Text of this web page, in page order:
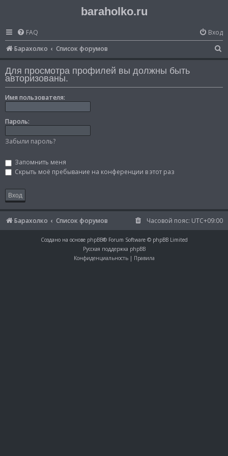
baraholko.ru
FAQ
Вход
Барахолко
Список форумов
о
с
Для просмотра профилей вы должны быть
авторизованы.
Имя пользователя:
Пароль:
Забыли пароль?
Запомнить меня
Скрыть моё пребывание на конференции в этот раз
Барахолко Список форумов Часовой пояс: UTC+09:00
Создано на основе phpBB® Forum Software © phpBB Limited
Русская поддержка phpBB
Конфиденциальность| Правила